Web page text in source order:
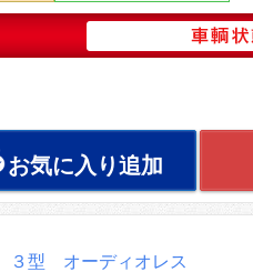
お気に入り追加
３型 オーディオレス